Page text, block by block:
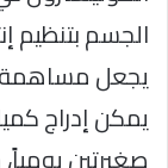
الجسم بتنظيم
يجعل مساهمة
يمكن إدراج